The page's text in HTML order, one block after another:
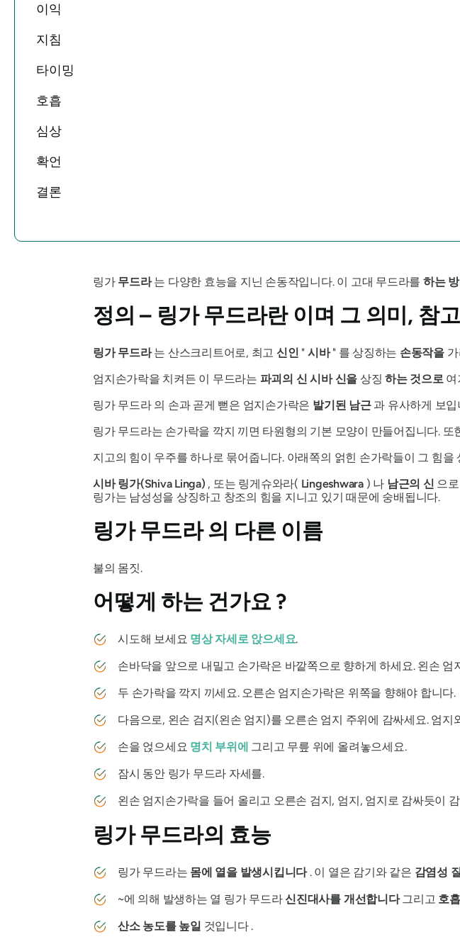
이익
지침
타이밍
호흡
심상
확언
결론
링가 무드라는 다양한 효능을 지닌 손동작입니다. 이 고대 무드라를 하는
정의 – 링가 무드라란이며 그 의미, 참
링가 무드라는 산스크리트어로, 최고 신인 " 시바 "를 상징하는 손동작을가
엄지손가락을 치켜든 이 무드라는 파괴의 신 시바 신을 상징하는 것으로여
링가 무드라의 손과 곧게 뻗은 엄지손가락은 발기된 남근과 유사하게 보입
링가 무드라는 손가락을 깍지 끼면 타원형의 기본 모양이 만들어집니다.
지고의 힘이 우주를 하나로 묶어줍니다. 아래쪽의 얽힌 손가락들이 그 힘
시바 링가(Shiva Linga) , 또는 링게슈와라( Lingeshwara) 나 남근의 신 으
링가는 남성성을 상징하고 창조의 힘을 지니고 있기 때문에 숭배됩니다.
링가 무드라의 다른 이름
불의 몸짓.
어떻게 하는 건가요?
시도해 보세요 명상 자세로 앉으세요.
손바닥을 앞으로 내밀고 손가락은 바깥쪽으로 향하게 하세요. 왼손
두 손가락을 깍지 끼세요. 오른손 엄지손가락은 위쪽을 향해야 합니다.
다음으로, 왼손 검지(왼손 엄지)를 오른손 엄지 주위에 감싸세요. 엄지
손을 얹으세요 명치 부위에 그리고 무릎 위에 올려놓으세요.
잠시 동안 링가 무드라 자세를.
왼손 엄지손가락을 들어 올리고 오른손 검지, 엄지, 엄지로 감싸듯이
링가 무드라의 효능
링가 무드라는 몸에 열을 발생시킵니다. 이 열은 감기와 같은 감염성
~에 의해 발생하는 열 링가 무드라신진대사를 개선합니다그리고 호흡
산소 농도를 높일 것입니다 .